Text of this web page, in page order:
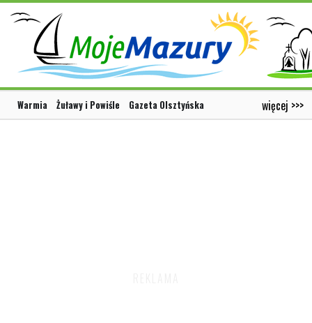
Warmia Żuławy i Powiśle Gazeta Olsztyńska więcej >>>